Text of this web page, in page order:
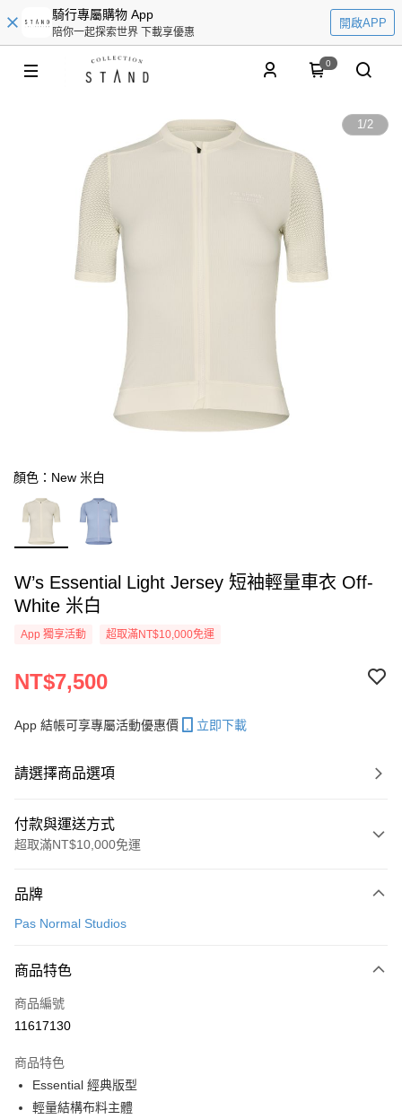
騎行專屬購物 App
陪你一起探索世界 下載享優惠
開啟APP
0
1/2
顏色：New 米白
W’s Essential Light Jersey 短袖輕量車衣 Off-
White 米白
App 獨享活動 超取滿NT$10,000免運
NT$7,500
App 結帳可享專屬活動優惠價 立即下載
請選擇商品選項
付款與運送方式
超取滿NT$10,000免運
信用卡一次付款
LINE Pay
Apple Pay
運送方式
全家店到店
品牌
Pas Normal Studios
商品特色
商品編號
11617130
商品特色
Essential 經典版型
輕量結構布料主體